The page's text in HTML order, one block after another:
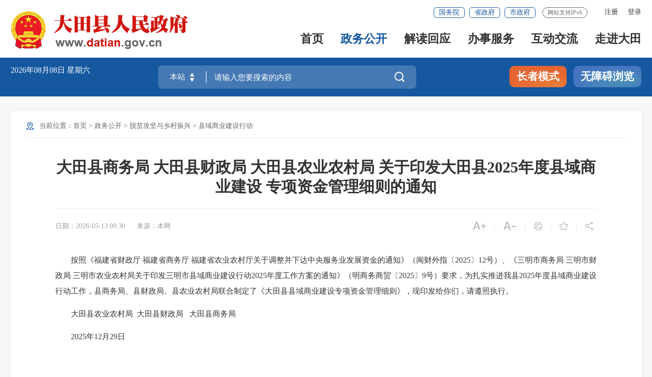
注册 登录
国务院 省政府 市政府 网站支持IPv6
首页 政务公开 解读回应 办事服务 互动交流 走进大田
2026年08月08日 星期六
 长者模式 无障碍浏览
当前位置： 首页 > 政务公开 > 脱贫攻坚与乡村振兴 > 县域商业建设行动
大田县商务局 大田县财政局 大田县农业农村局 关于印发大田县2025年度县域商
业建设 专项资金管理细则的通知
日期：2026-05-13 09:30 来源：本网     
按照《福建省财政厅 福建省商务厅 福建省农业农村厅关于调整并下达中央服务业发展资金的通知》（闽财外指〔2025〕12号）、《三明市商务局 三明市财
政局 三明市农业农村局关于印发三明市县域商业建设行动2025年度工作方案的通知》（明商务商贸〔2025〕9号）要求，为扎实推进我县2025年度县域商业建设
行动工作，县商务局、县财政局、县农业农村局联合制定了《大田县县域商业建设专项资金管理细则》，现印发给你们，请遵照执行。
大田县农业农村局 大田县财政局 大田县商务局
2025年12月29日